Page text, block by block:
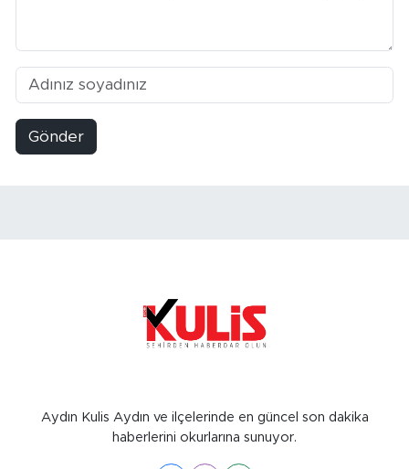
Gönder
Aydın Kulis Aydın ve ilçelerinde en güncel son dakika
haberlerini okurlarına sunuyor.